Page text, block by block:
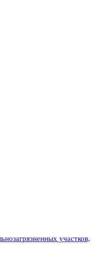
участков,